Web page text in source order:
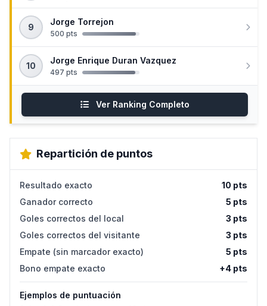
9
Jorge Torrejon
500 pts
10
Jorge Enrique Duran Vazquez
497 pts
Ver Ranking Completo
Repartición de puntos
Resultado exacto
10 pts
Ganador correcto
5 pts
Goles correctos del local
3 pts
Goles correctos del visitante
3 pts
Empate (sin marcador exacto)
5 pts
Bono empate exacto
+4 pts
Ejemplos de puntuación